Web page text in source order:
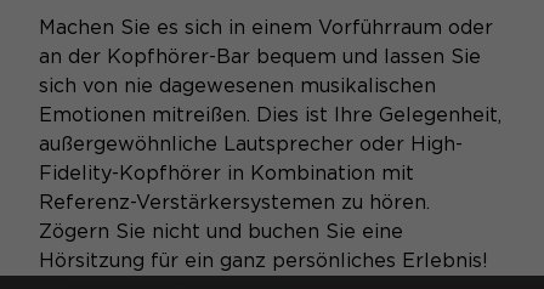
Machen Sie es sich in einem Vorführraum oder
an der Kopfhörer-Bar bequem und lassen Sie
sich von nie dagewesenen musikalischen
Emotionen mitreißen. Dies ist Ihre Gelegenheit,
außergewöhnliche Lautsprecher oder High-
Fidelity-Kopfhörer in Kombination mit
Referenz-Verstärkersystemen zu hören.
Zögern Sie nicht und buchen Sie eine
Hörsitzung für ein ganz persönliches Erlebnis!